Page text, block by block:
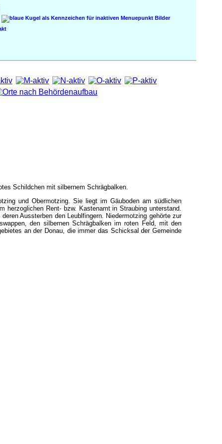
Bilder
Schildchen mit silbernem Schrägbalken.
und Obermotzing. Sie liegt im Gäuboden am südlichen
herzoglichen Rent- bzw. Kastenamt in Straubing unterstand.
Aussterben den Leublfingern. Niedermotzing gehörte zur
den silbernen Schrägbalken im roten Feld, mit den
an der Donau, die immer das Schicksal der Gemeinde